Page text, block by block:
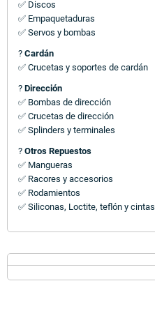
✅ Discos
✅ Empaquetaduras
✅ Servos y bombas
? Cardán
✅ Crucetas y soportes de cardán
? Dirección
✅ Bombas de dirección
✅ Crucetas de dirección
✅ Splinders y terminales
? Otros Repuestos
✅ Mangueras
✅ Racores y accesorios
✅ Rodamientos
✅ Siliconas, Loctite, teflón y cintas